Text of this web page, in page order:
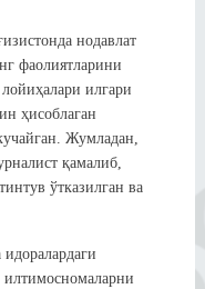
нодавлат
фаолиятларини
илгари
ҳисоблаган
Жумладан,
қамалиб,
ўтказилган ва